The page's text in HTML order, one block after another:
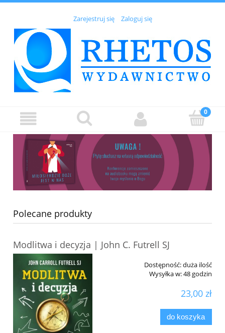
Zarejestruj się Zaloguj się
Polecane produkty
Modlitwa i decyzja | John C. Futrell SJ
Dostępność:duża ilość
Wysyłka w:48 godzin
23,00 zł
do koszyka